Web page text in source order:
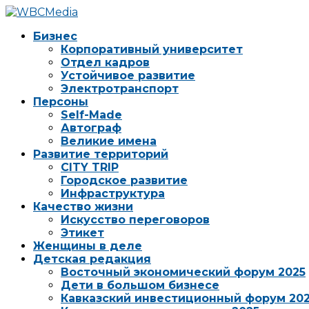
Бизнес
Корпоративный университет
Отдел кадров
Устойчивое развитие
Электротранспорт
Персоны
Self-Made
Автограф
Великие имена
Развитие территорий
CITY TRIP
Городское развитие
Инфраструктура
Качество жизни
Искусство переговоров
Этикет
Женщины в деле
Детская редакция
Восточный экономический форум 2025
Дети в большом бизнесе
Кавказский инвестиционный форум